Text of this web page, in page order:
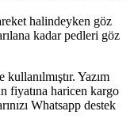
halindeyken göz
kadar pedleri göz
Yazım
fiyatına haricen kargo
Whatsapp destek